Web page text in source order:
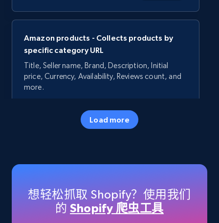
Amazon products - Collects products by
specific category URL
Title, Seller name, Brand, Description, Initial
price, Currency, Availability, Reviews count, and
more.
5.7K+
Title, Seller name, Brand, Description, Initial
price, Currency, Availability, Reviews count, and
Load more
想轻松抓取 Shopify？使用我们
的Shopify 爬虫工具